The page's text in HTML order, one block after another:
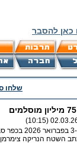
כאן להסבר
שלחו
02.03.26
בהרצאה שנשא
השטח הנריקה